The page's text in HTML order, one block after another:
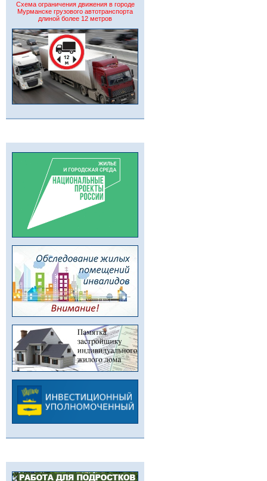
Схема ограничения движения в городе
Мурманске грузового автотранспорта
длиной более 12 метров